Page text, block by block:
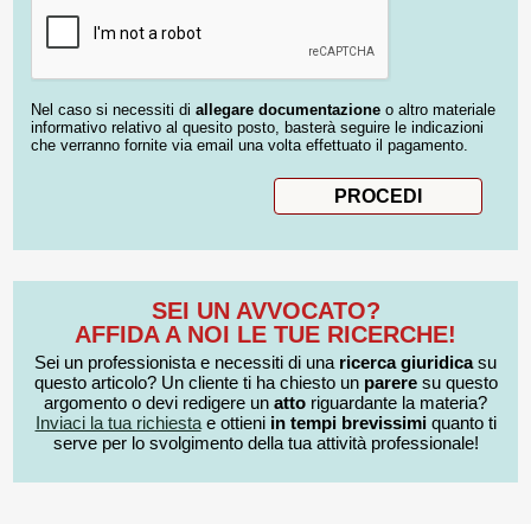
Nel caso si necessiti di allegare documentazione o altro materiale
informativo relativo al quesito posto, basterà seguire le indicazioni
che verranno fornite via email una volta effettuato il pagamento.
SEI UN AVVOCATO?
AFFIDA A NOI LE TUE RICERCHE!
Sei un professionista e necessiti di una ricerca giuridicasu
questo articolo? Un cliente ti ha chiesto un pareresu questo
argomento o devi redigere un atto riguardante la materia?
Inviaci la tua richiestae ottieni in tempi brevissimiquanto ti
serve per lo svolgimento della tua attività professionale!